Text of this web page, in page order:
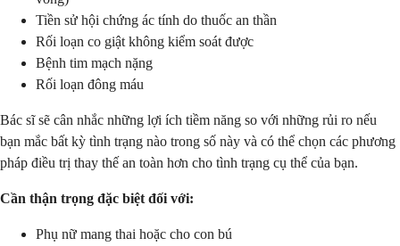
Tiền sử hội chứng ác tính do thuốc an thần
Rối loạn co giật không kiểm soát được
Bệnh tim mạch nặng
Rối loạn đông máu
Bác sĩ sẽ cân nhắc những lợi ích tiềm năng so với những rủi ro nếu
bạn mắc bất kỳ tình trạng nào trong số này và có thể chọn các phương
pháp điều trị thay thế an toàn hơn cho tình trạng cụ thể của bạn.
Cần thận trọng đặc biệt đối với:
Phụ nữ mang thai hoặc cho con bú